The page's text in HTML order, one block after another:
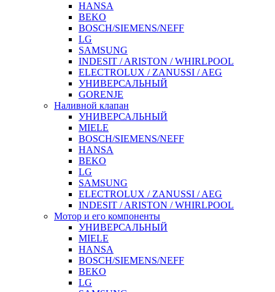
HANSA
BEKO
BOSCH/SIEMENS/NEFF
LG
SAMSUNG
INDESIT / ARISTON / WHIRLPOOL
ELECTROLUX / ZANUSSI / AEG
УНИВЕРСАЛЬНЫЙ
GORENJE
Наливной клапан
УНИВЕРСАЛЬНЫЙ
MIELE
BOSCH/SIEMENS/NEFF
HANSA
BEKO
LG
SAMSUNG
ELECTROLUX / ZANUSSI / AEG
INDESIT / ARISTON / WHIRLPOOL
Мотор и его компоненты
УНИВЕРСАЛЬНЫЙ
MIELE
HANSA
BOSCH/SIEMENS/NEFF
BEKO
LG